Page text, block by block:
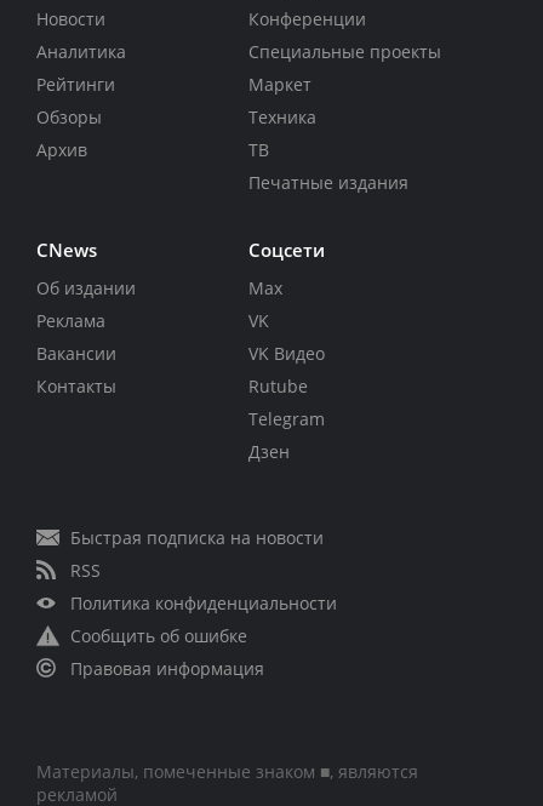
Новости
Аналитика
Рейтинги
Обзоры
Архив
Конференции
Специальные проекты
Маркет
Техника
ТВ
Печатные издания
CNews
Об издании
Реклама
Вакансии
Контакты
Соцсети
Max
VK
VK Видео
Rutube
Telegram
Дзен
Быстрая подписка на новости
RSS
Политика конфиденциальности
Сообщить об ошибке
Правовая информация
Материалы, помеченные знаком ■, являются
рекламой